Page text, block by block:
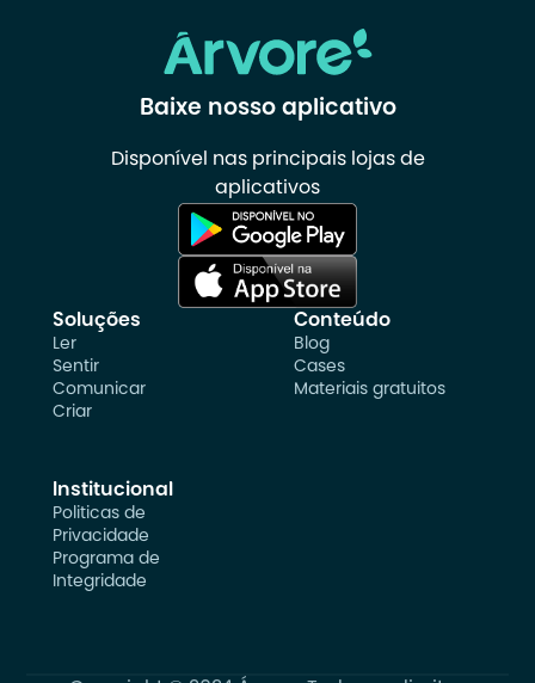
Baixe nosso aplicativo
Disponível nas principais lojas de
aplicativos
Soluções
Ler
Sentir
Comunicar
Criar
Conteúdo
Blog
Cases
Materiais gratuitos
Institucional
Politicas de
Privacidade
Programa de
Integridade